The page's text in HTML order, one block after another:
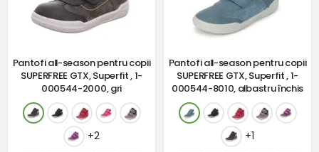
Pantofi all-season pentru copii
SUPERFREE GTX, Superfit , 1-
000544-2000, gri
+2
Pantofi all-season pentru copii
SUPERFREE GTX, Superfit , 1-
000544-8010, albastru închis
+1